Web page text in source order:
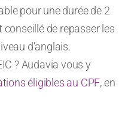
pour une durée de 2
conseillé de repasser les
d’anglais.
? Audavia vous y
éligibles au CPF, en